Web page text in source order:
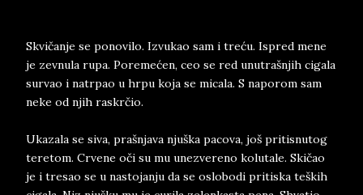
Skvičanje se ponovilo. Izvukao sam i treću. Ispred mene
je zevnula rupa. Poremećen, ceo se red unutrašnjih cigala
survao i natrpao u hrpu koja se micala. S naporom sam
neke od njih raskrčio.
Ukazala se siva, prašnjava njuška pacova, još pritisnutog
teretom. Crvene oči su mu unezvereno kolutale. Skičao
je i tresao se u nastojanju da se oslobodi pritiska teških